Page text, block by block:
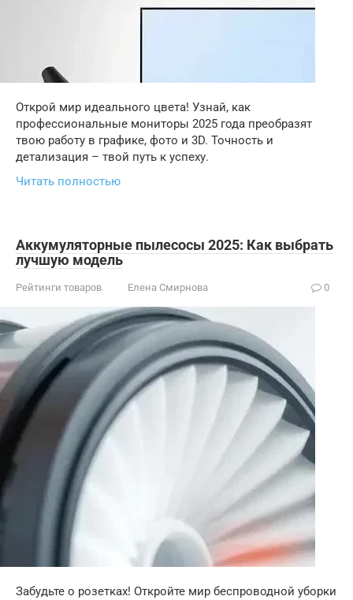
Открой мир идеального цвета! Узнай, как
профессиональные мониторы 2025 года преобразят
твою работу в графике, фото и 3D. Точность и
детализация – твой путь к успеху.
Читать полностью
Аккумуляторные пылесосы 2025: Как выбрать
лучшую модель
Рейтинги товаров Елена Смирнова 0
Забудьте о розетках! Откройте мир беспроводной уборки